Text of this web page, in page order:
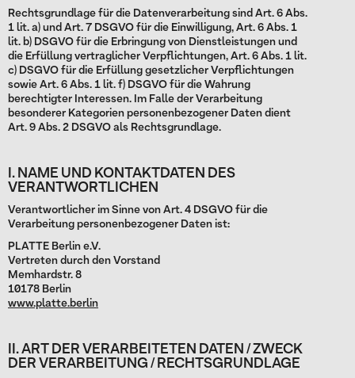
Rechtsgrundlage für die Datenverarbeitung sind Art. 6 Abs.
1 lit. a) und Art. 7 DSGVO für die Einwilligung, Art. 6 Abs. 1
lit. b) DSGVO für die Erbringung von Dienstleistungen und
die Erfüllung vertraglicher Verpflichtungen, Art. 6 Abs. 1 lit.
c) DSGVO für die Erfüllung gesetzlicher Verpflichtungen
sowie Art. 6 Abs. 1 lit. f) DSGVO für die Wahrung
berechtigter Interessen. Im Falle der Verarbeitung
besonderer Kategorien personenbezogener Daten dient
Art. 9 Abs. 2 DSGVO als Rechtsgrundlage.
I. NAME UND KONTAKTDATEN DES
VERANTWORTLICHEN
Verantwortlicher im Sinne von Art. 4 DSGVO für die
Verarbeitung personenbezogener Daten ist:
PLATTE Berlin e.V.
Vertreten durch den Vorstand
Memhardstr. 8
10178 Berlin
www.platte.berlin
II. ART DER VERARBEITETEN DATEN / ZWECK
DER VERARBEITUNG / RECHTSGRUNDLAGE